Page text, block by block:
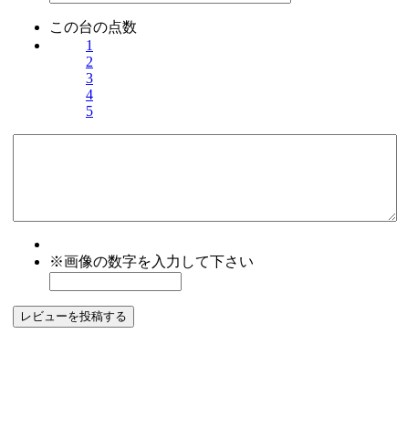
この台の点数
1
2
3
4
5
※画像の数字を入力して下さい